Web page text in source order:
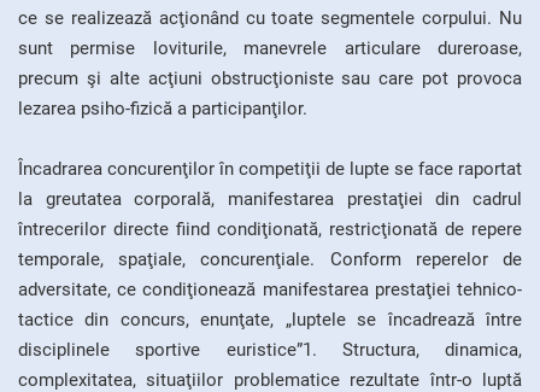
ce se realizează acţionând cu toate segmentele corpului. Nu
sunt permise loviturile, manevrele articulare dureroase,
precum şi alte acţiuni obstrucţioniste sau care pot provoca
lezarea psiho-fizică a participanţilor.
Încadrarea concurenţilor în competiţii de lupte se face raportat
la greutatea corporală, manifestarea prestaţiei din cadrul
întrecerilor directe fiind condiţionată, restricţionată de repere
temporale, spaţiale, concurenţiale. Conform reperelor de
adversitate, ce condiţionează manifestarea prestaţiei tehnico-
tactice din concurs, enunţate, „luptele se încadrează între
disciplinele sportive euristice”1. Structura, dinamica,
complexitatea, situaţiilor problematice rezultate într-o luptă